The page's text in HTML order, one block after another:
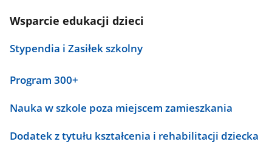
Wsparcie edukacji dzieci
Stypendia i Zasiłek szkolny
Program 300+
Nauka w szkole poza miejscem zamieszkania
Dodatek z tytułu kształcenia i rehabilitacji dziecka